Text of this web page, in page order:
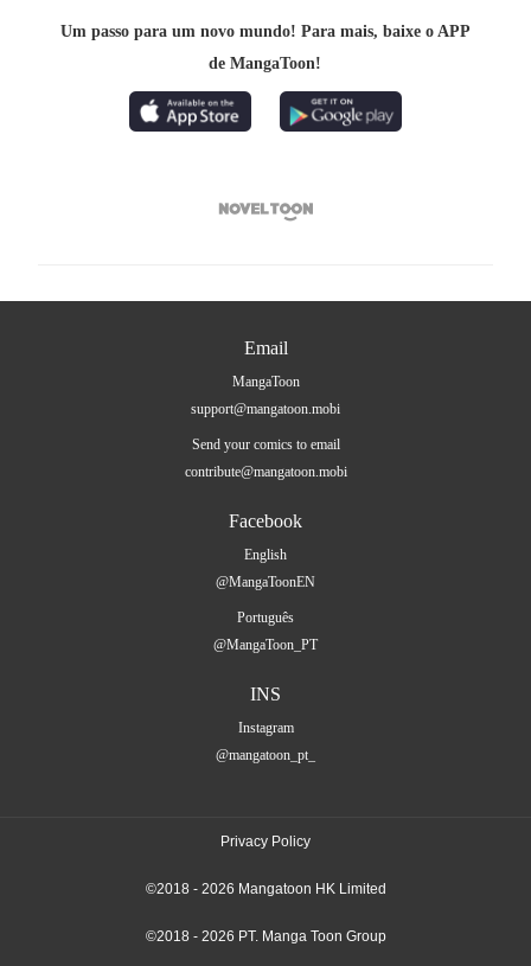
Um passo para um novo mundo! Para mais, baixe o APP
de MangaToon!

Email
MangaToon
support@mangatoon.mobi
Send your comics to email
contribute@mangatoon.mobi
Facebook
English
@MangaToonEN
Português
@MangaToon_PT
INS
Instagram
@mangatoon_pt_
Privacy Policy
©2018 - 2026 Mangatoon HK Limited
©2018 - 2026 PT. Manga Toon Group